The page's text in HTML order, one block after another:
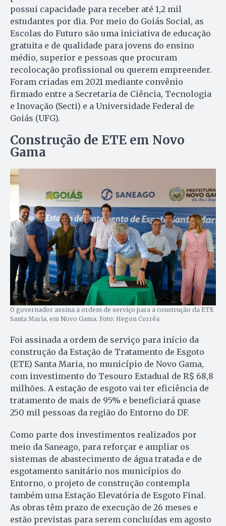
possui capacidade para receber até 1,2 mil
estudantes por dia. Por meio do Goiás Social, as
Escolas do Futuro são uma iniciativa de educação
gratuita e de qualidade para jovens do ensino
médio, superior e pessoas que procuram
recolocação profissional ou querem empreender.
Foram criadas em 2021 mediante convênio
firmado entre a Secretaria de Ciência, Tecnologia
e Inovação (Secti) e a Universidade Federal de
Goiás (UFG).
Construção de ETE em Novo
Gama
O governador assina a ordem de serviço para a construção da ETE
Santa Maria, em Novo Gama. Foto: Hegon Corrêa
Foi assinada a ordem de serviço para início da
construção da Estação de Tratamento de Esgoto
(ETE) Santa Maria, no município de Novo Gama,
com investimento do Tesouro Estadual de R$ 68,8
milhões. A estação de esgoto vai ter eficiência de
tratamento de mais de 95% e beneficiará quase
250 mil pessoas da região do Entorno do DF.
Como parte dos investimentos realizados por
meio da Saneago, para reforçar e ampliar os
sistemas de abastecimento de água tratada e de
esgotamento sanitário nos municípios do
Entorno, o projeto de construção contempla
também uma Estação Elevatória de Esgoto Final.
As obras têm prazo de execução de 26 meses e
estão previstas para serem concluídas em agosto